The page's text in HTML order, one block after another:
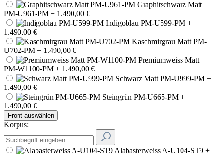
Graphitschwarz Matt
PM-U961-PM + 1.490,00 €
Indigoblau PM-U599-PM +
1.490,00 €
Kaschmirgrau Matt PM-
U702-PM + 1.490,00 €
Premiumweiss Matt
PM-W1100-PM + 1.490,00 €
Schwarz Matt PM-U999-PM +
1.490,00 €
Steingrün PM-U665-PM +
1.490,00 €
Front auswählen
Korpus:
Alabasterweiss A-U104-ST9 +